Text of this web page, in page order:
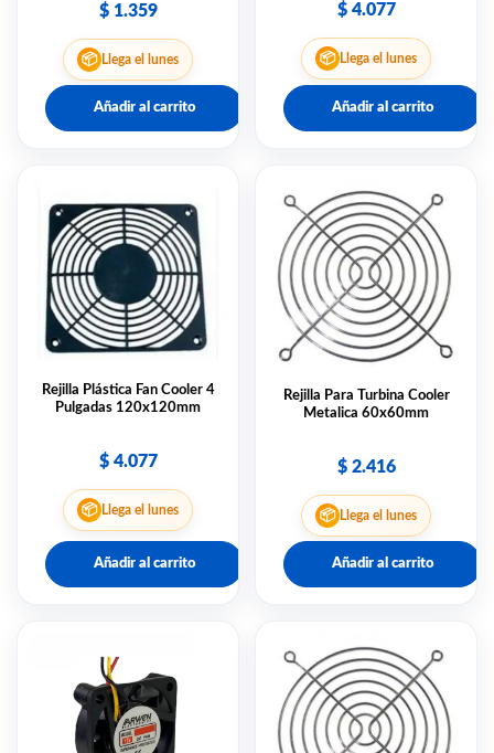
$1.359
📦 Llega el lunes
Añadir al carrito
$4.077
📦 Llega el lunes
Añadir al carrito
Rejilla Plástica Fan Cooler 4
Pulgadas 120x120mm
$4.077
📦 Llega el lunes
Añadir al carrito
Rejilla Para Turbina Cooler
Metalica 60x60mm
$2.416
📦 Llega el lunes
Añadir al carrito